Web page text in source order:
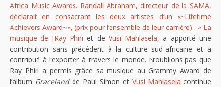
Africa Music Awards. Randall Abraham, directeur de la SAMA,
déclarait en consacrant les deux artistes d’un «~Lifetime
Achievers Award~», (prix pour l’ensemble de leur carrière) : « La
musique de [Ray Phiri et de Vusi Mahlasela, a apporté une
contribution sans précédent à la culture sud-africaine et a
contribué à l’exporter à travers le monde. N’oublions pas que
Ray Phiri a permis grâce sa musique au Grammy Award de
l’album Gracelandde Paul Simon et Vusi Mahlasela continue